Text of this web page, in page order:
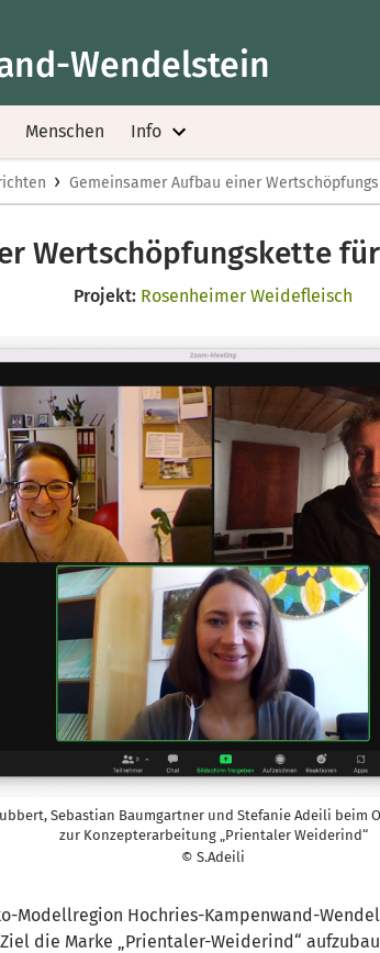
Wendelstein
Menschen Info
› Gemeinsamer Aufbau einer
Wertschöpfungskette
Projekt: Rosenheimer Weidefleisch
Sebastian Baumgartner und Stefanie Adeili beim
zur Konzepterarbeitung „Prientaler Weiderind“
© S.Adeili
Modellregion Hochries-Kampenwand-
die Marke „Prientaler-Weiderind“